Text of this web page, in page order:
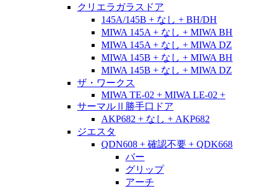
クリエラガラスドア
145A/145B + なし + BH/DH
MIWA 145A + なし + MIWA BH
MIWA 145A + なし + MIWA DZ
MIWA 145B + なし + MIWA BH
MIWA 145B + なし + MIWA DZ
ザ・ワークス
MIWA TE-02 + MIWA LE-02 +
サーマルⅡ勝手口ドア
AKP682 + なし + AKP682
ジエスタ
QDN608 + 確認不要 + QDK668
バー
グリップ
アーチ